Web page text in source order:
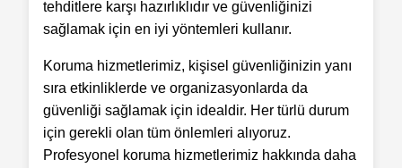
tehditlere karşı hazırlıklıdır ve güvenliğinizi
sağlamak için en iyi yöntemleri kullanır.
Koruma hizmetlerimiz, kişisel güvenliğinizin yanı
sıra etkinliklerde ve organizasyonlarda da
güvenliği sağlamak için idealdir. Her türlü durum
için gerekli olan tüm önlemleri alıyoruz.
Profesyonel koruma hizmetlerimiz hakkında daha